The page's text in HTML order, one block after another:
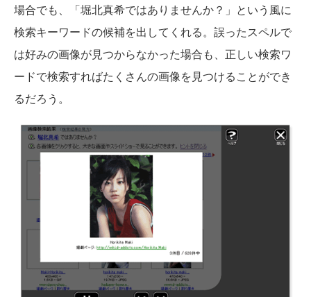
場合でも、「堀北真希ではありませんか？」という風に
検索キーワードの候補を出してくれる。誤ったスペルで
は好みの画像が見つからなかった場合も、正しい検索ワ
ードで検索すればたくさんの画像を見つけることができ
るだろう。